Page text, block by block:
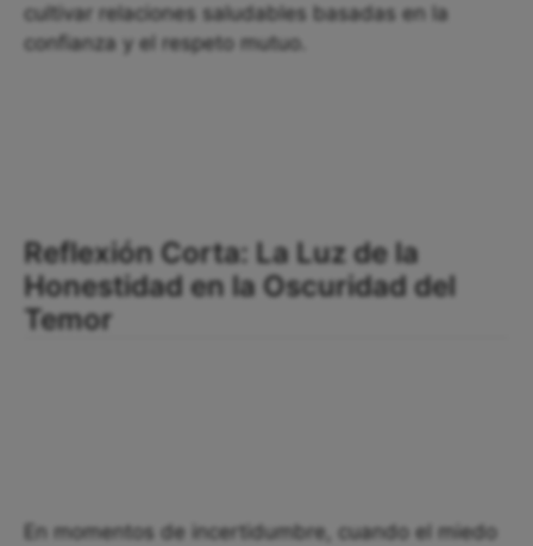
cultivar relaciones saludables basadas en la
confianza y el respeto mutuo.
Reflexión Corta: La Luz de la
Honestidad en la Oscuridad del
Temor
En momentos de incertidumbre, cuando el miedo